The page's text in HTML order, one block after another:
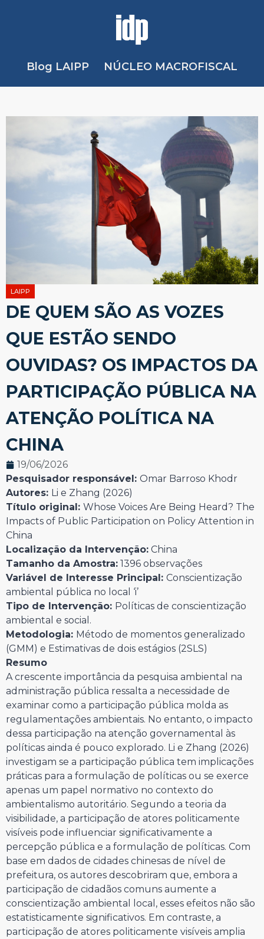
Blog LAIPP NÚCLEO MACROFISCAL
LAIPP
DE QUEM SÃO AS VOZES
QUE ESTÃO SENDO
OUVIDAS? OS IMPACTOS DA
PARTICIPAÇÃO PÚBLICA NA
ATENÇÃO POLÍTICA NA
CHINA
19/06/2026
Pesquisador responsável: Omar Barroso Khodr
Autores: Li e Zhang (2026)
Título original: Whose Voices Are Being Heard? The
Impacts of Public Participation on Policy Attention in
China
Localização da Intervenção: China
Tamanho da Amostra: 1396 observações
Variável de Interesse Principal: Conscientização
ambiental pública no local ‘i’
Tipo de Intervenção: Políticas de conscientização
ambiental e social.
Metodologia: Método de momentos generalizado
(GMM) e Estimativas de dois estágios (2SLS)
Resumo
A crescente importância da pesquisa ambiental na
administração pública ressalta a necessidade de
examinar como a participação pública molda as
regulamentações ambientais. No entanto, o impacto
dessa participação na atenção governamental às
políticas ainda é pouco explorado. Li e Zhang (2026)
investigam se a participação pública tem implicações
práticas para a formulação de políticas ou se exerce
apenas um papel normativo no contexto do
ambientalismo autoritário. Segundo a teoria da
visibilidade, a participação de atores politicamente
visíveis pode influenciar significativamente a
percepção pública e a formulação de políticas. Com
base em dados de cidades chinesas de nível de
prefeitura, os autores descobriram que, embora a
participação de cidadãos comuns aumente a
conscientização ambiental local, esses efeitos não são
estatisticamente significativos. Em contraste, a
participação de atores politicamente visíveis amplia